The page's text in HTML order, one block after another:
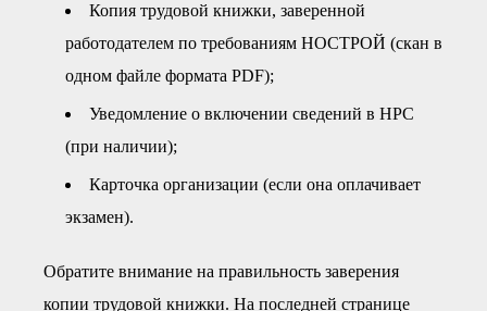
Копия трудовой книжки, заверенной
работодателем по требованиям НОСТРОЙ (скан в
одном файле формата PDF);
Уведомление о включении сведений в НРС
(при наличии);
Карточка организации (если она оплачивает
экзамен).
Обратите внимание на правильность заверения
копии трудовой книжки. На последней странице